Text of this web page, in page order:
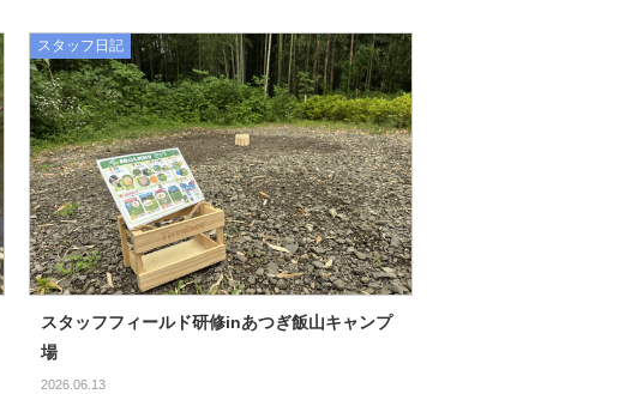
スタッフ日記
スタッフフィールド研修inあつぎ飯山キャンプ
場
2026.06.13